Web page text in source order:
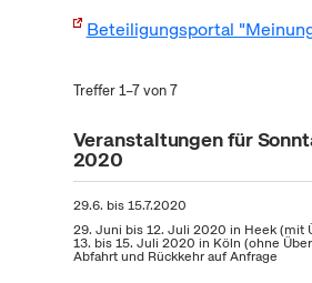
Beteiligungsportal
Treffer 1–7 von 7
Veranstaltungen für
2020
29.6. bis15.7.2020
29. Juni bis 12. Juli 2020 in Heek (mit
13. bis 15. Juli 2020 in Köln (ohne
Abfahrt und Rückkehr auf Anfrage